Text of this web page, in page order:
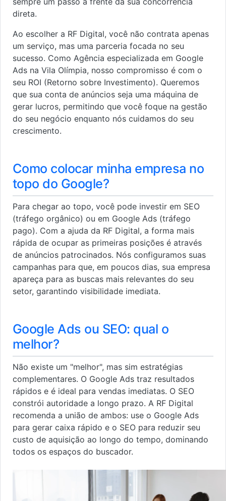
direta.
Ao escolher a RF Digital, você não contrata apenas
um serviço, mas uma parceria focada no seu
sucesso. Como Agência especializada em Google
Ads na Vila Olímpia, nosso compromisso é com o
seu ROI (Retorno sobre Investimento). Queremos
que sua conta de anúncios seja uma máquina de
gerar lucros, permitindo que você foque na gestão
do seu negócio enquanto nós cuidamos do seu
crescimento.
Como colocar minha empresa no
topo do Google?
Para chegar ao topo, você pode investir em SEO
(tráfego orgânico) ou em Google Ads (tráfego
pago). Com a ajuda da RF Digital, a forma mais
rápida de ocupar as primeiras posições é através
de anúncios patrocinados. Nós configuramos suas
campanhas para que, em poucos dias, sua empresa
apareça para as buscas mais relevantes do seu
setor, garantindo visibilidade imediata.
Google Ads ou SEO: qual o
melhor?
Não existe um "melhor", mas sim estratégias
complementares. O Google Ads traz resultados
rápidos e é ideal para vendas imediatas. O SEO
constrói autoridade a longo prazo. A RF Digital
recomenda a união de ambos: use o Google Ads
para gerar caixa rápido e o SEO para reduzir seu
custo de aquisição ao longo do tempo, dominando
todos os espaços do buscador.